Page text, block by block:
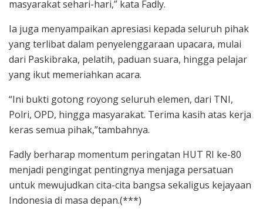
masyarakat sehari-hari,” kata Fadly.
Ia juga menyampaikan apresiasi kepada seluruh pihak
yang terlibat dalam penyelenggaraan upacara, mulai
dari Paskibraka, pelatih, paduan suara, hingga pelajar
yang ikut memeriahkan acara.
“Ini bukti gotong royong seluruh elemen, dari TNI,
Polri, OPD, hingga masyarakat. Terima kasih atas kerja
keras semua pihak,”tambahnya.
Fadly berharap momentum peringatan HUT RI ke-80
menjadi pengingat pentingnya menjaga persatuan
untuk mewujudkan cita-cita bangsa sekaligus kejayaan
Indonesia di masa depan.(***)